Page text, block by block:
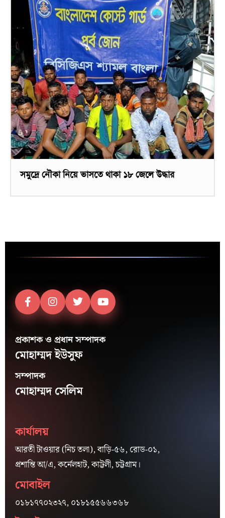
সমুদ্রে নৌকা নিয়ে ভাসতে থাকা ১৮ জেলে উদ্ধার
প্রকাশক ও প্রধান সম্পাদক
মোহাম্মদ ইউসুফ
সম্পাদক
মোহাম্মদ সেলিম
কার্যালয়
আরতী টাওয়ার (নিচ তলা), বাড়ি-৫৬, রোড-০১,
প্রশান্তি আ/এ, কর্নেলহাট, কাট্টলী, চট্টগ্রাম।
মোবাইল
০১৮১৭৭০২৩২৭, ০১৮১৫৫৬৬৩৬৮